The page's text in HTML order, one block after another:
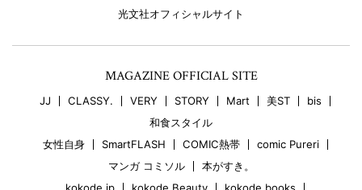
光文社オフィシャルサイト
MAGAZINE OFFICIAL SITE
JJ CLASSY. VERY STORY Mart 美ST
bis
和食スタイル
女性自身
SmartFLASH COMIC熱帯
comic Pureri
マンガ コミソル
本がすき。